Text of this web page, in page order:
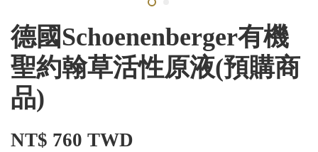
德國Schoenenberger有機
聖約翰草活性原液(預購商
品)
NT$ 760 TWD